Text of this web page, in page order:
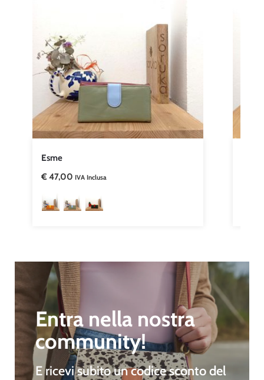
Esme
€ 47,00 IVA Inclusa
Entra nella nostra
community!
E ricevi subito uncodice sconto del